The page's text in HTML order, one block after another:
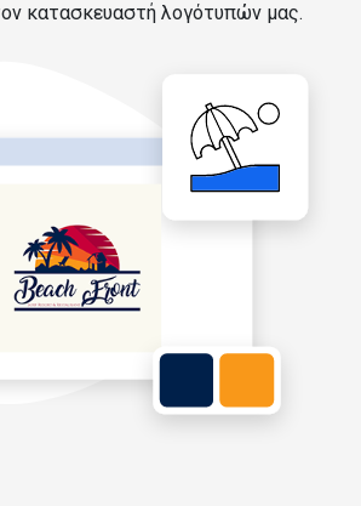
κατασκευαστή λογότυπών μας.